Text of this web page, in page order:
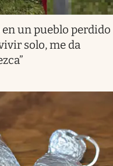
un pueblo perdido
solo, me da